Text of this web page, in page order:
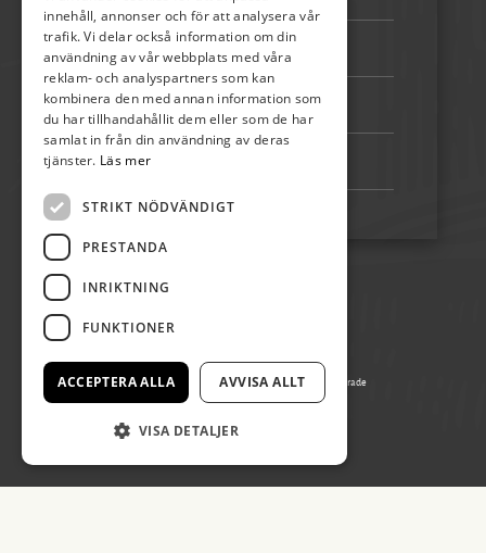
072-507 80 50
Bankgiro: 5192-4348
Swish: 123 222 02 67
© Copyright 2026 Öland Spirar, alla rättigheter reserverade
Producerad av Gota Media Brand Studio
innehåll, annonser och för att analysera vår
trafik. Vi delar också information om din
användning av vår webbplats med våra
reklam- och analyspartners som kan
kombinera den med annan information som
du har tillhandahållit dem eller som de har
samlat in från din användning av deras
tjänster. Läs mer
STRIKT NÖDVÄNDIGT
PRESTANDA
INRIKTNING
FUNKTIONER
ACCEPTERA ALLA AVVISA ALLT
VISA DETALJER